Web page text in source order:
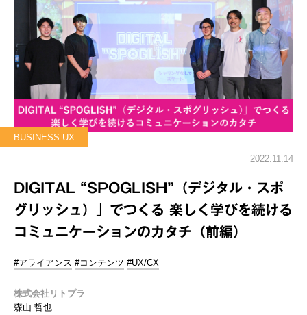
BUSINESS UX
2022.11.14
DIGITAL “SPOGLISH”（デジタル・スポ
グリッシュ）」でつくる 楽しく学びを続ける
コミュニケーションのカタチ（前編）
#アライアンス #コンテンツ #UX/CX
株式会社リトプラ
森山 哲也